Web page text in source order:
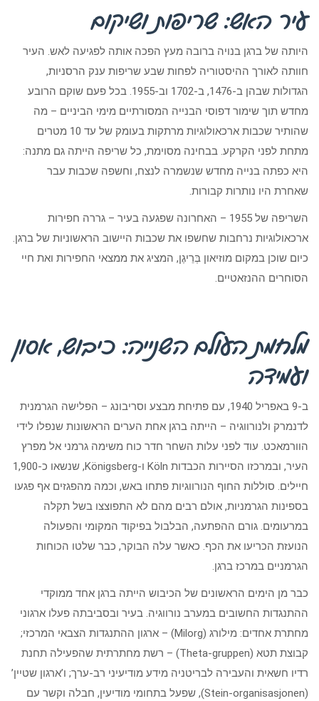
עיר האש: שריפות ושיקום
היותה של ברגן בנויה ברובה מעץ הפכה אותה לפגיעה לאש. העיר
חוותה לאורך ההיסטוריה לפחות שבע שריפות ענק הרסניות,
הגדולות שבהן ב-1476, ב-1702 וב-1955. בכל פעם שוקם הרובע
מחדש תוך שימור דפוסי הבנייה המסורתיים מימי הביניים – מה
שהותיר שכבות ארכאולוגיות מרתקות בעומק של עד 10 מטרים
מתחת לפני הקרקע. בבחינה מסוימת, כל שריפה הייתה גם מתנה:
היא כפתה בנייה מחדש שנשמרה לנצח, וחשפה שכבות עבר
שאחרת היו נותרות קבורות.
השריפה של 1955 – האחרונה שפגעה בעיר – גררה חפירות
ארכאולוגיות נרחבות שחשפו את שכבות היישוב הראשוניות של ברגן.
כיום שוכן במקום מוזיאון בְּרֵיגֶן, המציג את ממצאי החפירות ואת חיי
הסוחרים ההנזאטיים.
מלחמת העולם השנייה: כיבוש, אסון
ועמידה
ב-9 באפריל 1940, עם פתיחת מבצע וסריבונג – הפלישה הגרמנית
לדנמרק ולנורווגיה – הייתה ברגן אחת הערים הראשונות שנפלו לידי
הוורמאכט. עוד לפני עלות השחר חדר כוח משימה גרמני אל מפרץ
העיר, ובמרכזו הסיירות הכבדות Köln ו-Königsberg, שנשאו כ-1,900
חיילים. סוללות החוף הנורווגיות פתחו באש, וכמה מהפגזים אף פגעו
בספינות הגרמניות, אולם רבים מהם לא התפוצצו בשל תקלה
במרעומים. גורם ההפתעה, הבלבול בפיקוד המקומי והפעולה
הנועזת הכריעו את הכף. כאשר עלה הבוקר, כבר שלטו הכוחות
הגרמניים במרכז ברגן.
כבר מן הימים הראשונים של הכיבוש הייתה ברגן אחד ממוקדי
ההתנגדות החשובים במערב נורווגיה. בעיר ובסביבתה פעלו ארגוני
מחתרת אחדים: מילורג (Milorg) – ארגון ההתנגדות הצבאי המרכזי;
קבוצת תטא (Theta-gruppen) – רשת מחתרתית שהפעילה תחנת
רדיו חשאית והעבירה לבריטניה מידע מודיעיני רב-ערך; ו’ארגון שטיין’
(Stein-organisasjonen), שפעל בתחומי מודיעין, חבלה וקשר עם